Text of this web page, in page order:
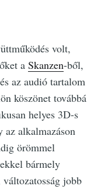
volt,
aSkanzen-ből,
az audió tartalom
köszönet továbbá
helyes 3D-s
az alkalmazáson
örömmel
bármely
jobb